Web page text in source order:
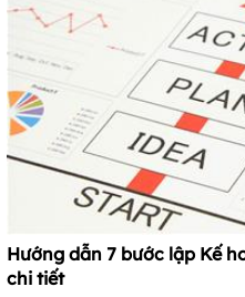
Hướng dẫn 7 bước lập Kế
chi tiết